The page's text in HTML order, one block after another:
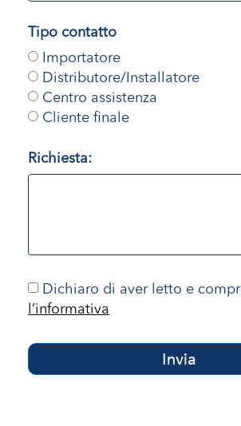
Tipo contatto
Importatore
Distributore/Installatore
Centro assistenza
Cliente finale
Richiesta:
Dichiaro di aver letto e
l’informativa
Invia